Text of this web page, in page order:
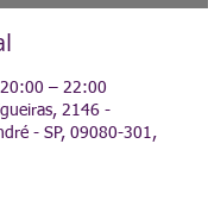
– 22:00
2146 -
- SP, 09080-301,